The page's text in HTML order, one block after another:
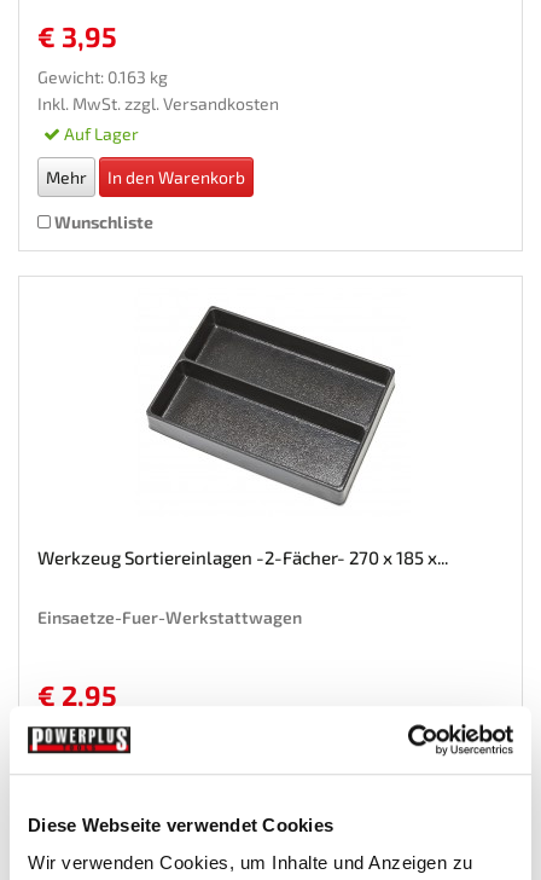
Diese Webseite verwendet Cookies
Wir verwenden Cookies, um Inhalte und Anzeigen zu
€ 3,95
Gewicht: 0.163 kg
Inkl. MwSt. zzgl. Versandkosten
Auf Lager
Mehr In den Warenkorb
Wunschliste
Werkzeug Sortiereinlagen -2-Fächer- 270 x 185 x...
Einsaetze-Fuer-Werkstattwagen
€ 2,95
Gewicht: 0.114 kg
Mehr In den Warenkorb